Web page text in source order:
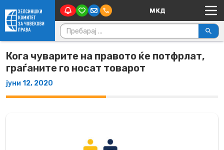
Skip to content Main Navigation
Пребарувај за:
Кога чуварите на правото ќе потфрлат,
граѓаните го носат товарот
јуни 12, 2020